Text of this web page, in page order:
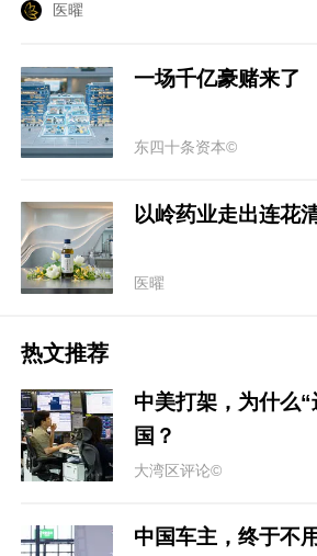
医曜
一场千亿豪赌来了
东四十条资本©
以岭药业走出连花
医曜
热文推荐
中美打架，为什么
国？
大湾区评论©
中国车主，终于不